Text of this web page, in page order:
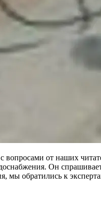
от наших
Он
мы обратились к